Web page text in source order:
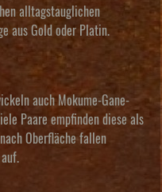
alltagstauglichen
aus Gold oder Platin.
auch Mokume-Gane-
Paare empfinden diese als
Oberfläche fallen